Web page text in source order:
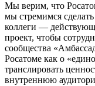
Мы верим, что
мы стремимся
коллеги —
проект, чтобы
сообщества
Росатоме как о
транслировать
внутреннюю